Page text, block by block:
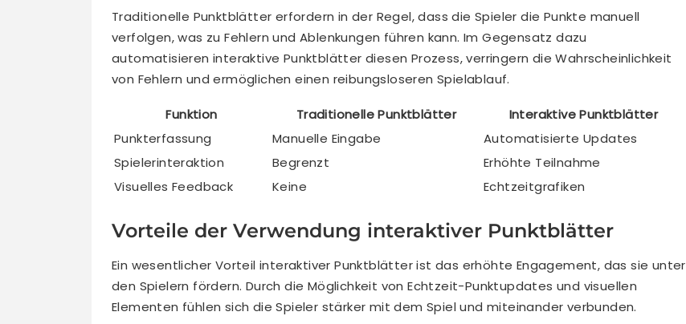
Traditionelle Punktblätter erfordern in der Regel, dass die Spieler die Punkte manuell
verfolgen, was zu Fehlern und Ablenkungen führen kann. Im Gegensatz dazu
automatisieren interaktive Punktblätter diesen Prozess, verringern die Wahrscheinlichkeit
von Fehlern und ermöglichen einen reibungsloseren Spielablauf.
Funktion Traditionelle Punktblätter
Interaktive Punktblätter
Punkterfassung
Manuelle Eingabe
Automatisierte Updates
Spielerinteraktion
Begrenzt
Erhöhte Teilnahme
Visuelles Feedback
Keine Echtzeitgrafiken
Vorteile der Verwendung interaktiver Punktblätter
Ein wesentlicher Vorteil interaktiver Punktblätter ist das erhöhte Engagement, das sie unter
den Spielern fördern. Durch die Möglichkeit von Echtzeit-Punktupdates und visuellen
Elementen fühlen sich die Spieler stärker mit dem Spiel und miteinander verbunden.